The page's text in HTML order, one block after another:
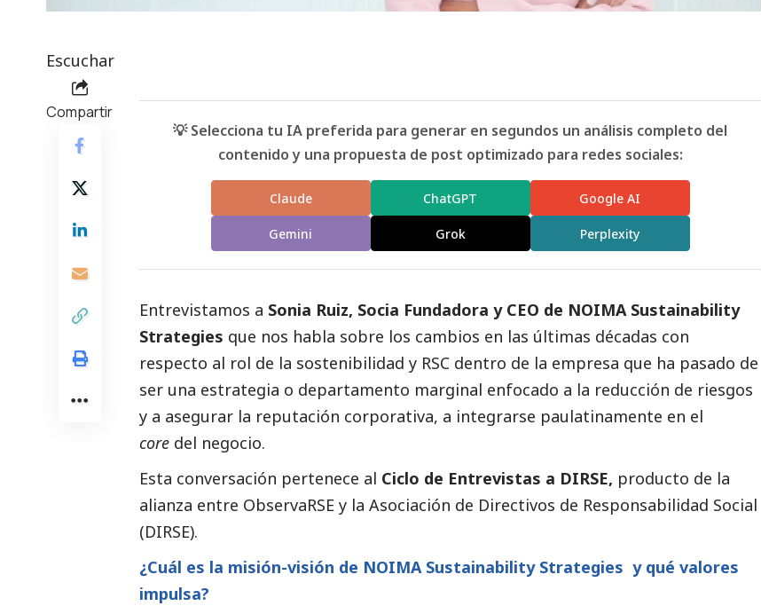
Escuchar
Compartir
💡 Selecciona tu IA preferida para generar en segundos un análisis completo del
contenido y una propuesta de post optimizado para redes sociales:
Claude ChatGPT Google AI
Gemini Grok Perplexity
Entrevistamos a Sonia Ruiz, Socia Fundadora y CEO de NOIMA Sustainability
Strategies que nos habla sobre los cambios en las últimas décadas con
respecto al rol de la sostenibilidad y RSC dentro de la empresa que ha pasado de
ser una estrategia o departamento marginal enfocado a la reducción de riesgos
y a asegurar la reputación corporativa, a integrarse paulatinamente en el
core del negocio.
Esta conversación pertenece al Ciclo de Entrevistas a DIRSE, producto de la
alianza entre ObservaRSE y la Asociación de Directivos de Responsabilidad Social
(DIRSE).
¿Cuál es la misión-visión de NOIMA Sustainability Strategies y qué valores
impulsa?